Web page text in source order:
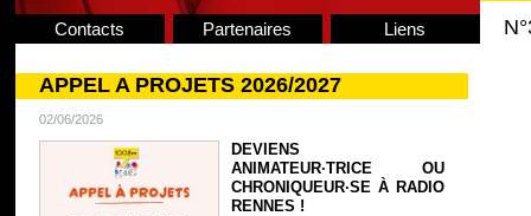
Contacts Partenaires Liens
APPEL A PROJETS 2026/2027
02/06/2026
DEVIENS
ANIMATEUR·TRICE OU
CHRONIQUEUR·SE À RADIO
RENNES !